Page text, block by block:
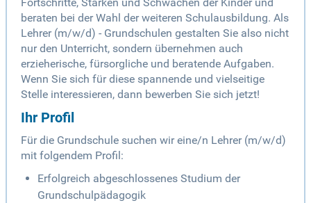
Fortschritte, Stärken und Schwächen der Kinder und
beraten bei der Wahl der weiteren Schulausbildung. Als
Lehrer (m/w/d) - Grundschulen gestalten Sie also nicht
nur den Unterricht, sondern übernehmen auch
erzieherische, fürsorgliche und beratende Aufgaben.
Wenn Sie sich für diese spannende und vielseitige
Stelle interessieren, dann bewerben Sie sich jetzt!
Ihr Profil
Für die Grundschule suchen wir eine/n Lehrer (m/w/d)
mit folgendem Profil:
Erfolgreich abgeschlossenes Studium der
Grundschulpädagogik